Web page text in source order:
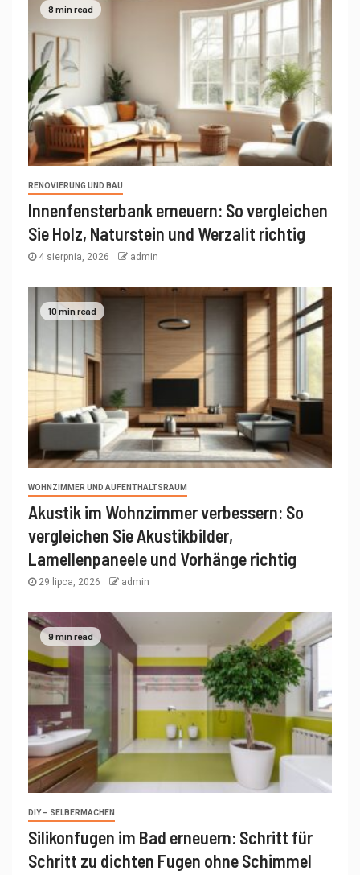
8 min read
RENOVIERUNG UND BAU
Innenfensterbank erneuern: So vergleichen
Sie Holz, Naturstein und Werzalit richtig
4 sierpnia, 2026 admin
10 min read
WOHNZIMMER UND AUFENTHALTSRAUM
Akustik im Wohnzimmer verbessern: So
vergleichen Sie Akustikbilder,
Lamellenpaneele und Vorhänge richtig
29 lipca, 2026 admin
9 min read
DIY – SELBERMACHEN
Silikonfugen im Bad erneuern: Schritt für
Schritt zu dichten Fugen ohne Schimmel